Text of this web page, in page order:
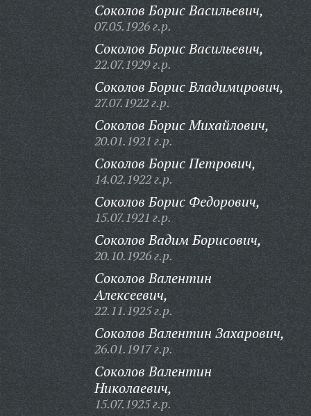
Соколов Борис Васильевич,
07.05.1926 г.р.
Соколов Борис Васильевич,
22.07.1929 г.р.
Соколов Борис Владимирович,
27.07.1922 г.р.
Соколов Борис Михайлович,
20.01.1921 г.р.
Соколов Борис Петрович,
14.02.1922 г.р.
Соколов Борис Федорович,
15.07.1921 г.р.
Соколов Вадим Борисович,
20.10.1926 г.р.
Соколов Валентин
Алексеевич,
22.11.1925 г.р.
Соколов Валентин Захарович,
26.01.1917 г.р.
Соколов Валентин
Николаевич,
15.07.1925 г.р.